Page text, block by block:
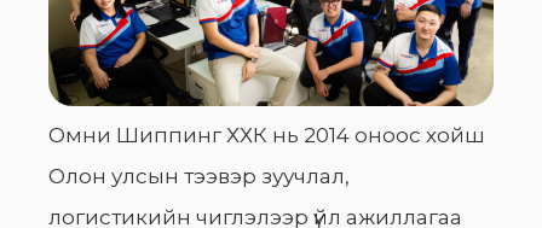
Омни Шиппинг ХХК нь 2014 оноос хойш
Олон улсын тээвэр зуучлал,
логистикийн чиглэлээр үйл ажиллагаа